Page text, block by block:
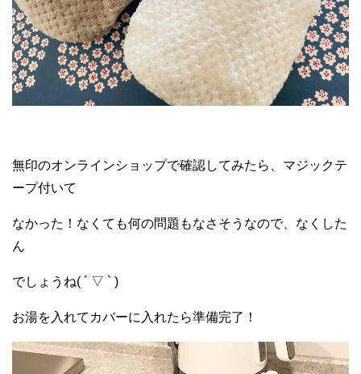
無印のオンラインショップで確認してみたら、マジックテ
ープ付いて
なかった！なくても何の問題もなさそうなので、なくした
ん
でしょうね( ´ ▽ ` )
お湯を入れてカバーに入れたら準備完了！